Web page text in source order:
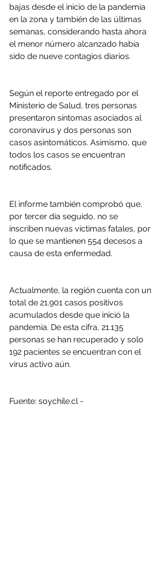
bajas desde el inicio de la pandemia
en la zona y también de las últimas
semanas, considerando hasta ahora
el menor número alcanzado había
sido de nueve contagios diarios.
Según el reporte entregado por el
Ministerio de Salud, tres personas
presentaron síntomas asociados al
coronavirus y dos personas son
casos asintomáticos. Asimismo, que
todos los casos se encuentran
notificados.
El informe también comprobó que,
por tercer día seguido, no se
inscriben nuevas víctimas fatales, por
lo que se mantienen 554 decesos a
causa de esta enfermedad.
Actualmente, la región cuenta con un
total de 21.901 casos positivos
acumulados desde que inició la
pandemia. De esta cifra, 21.135
personas se han recuperado y solo
192 pacientes se encuentran con el
virus activo aún.
Fuente: soychile.cl -